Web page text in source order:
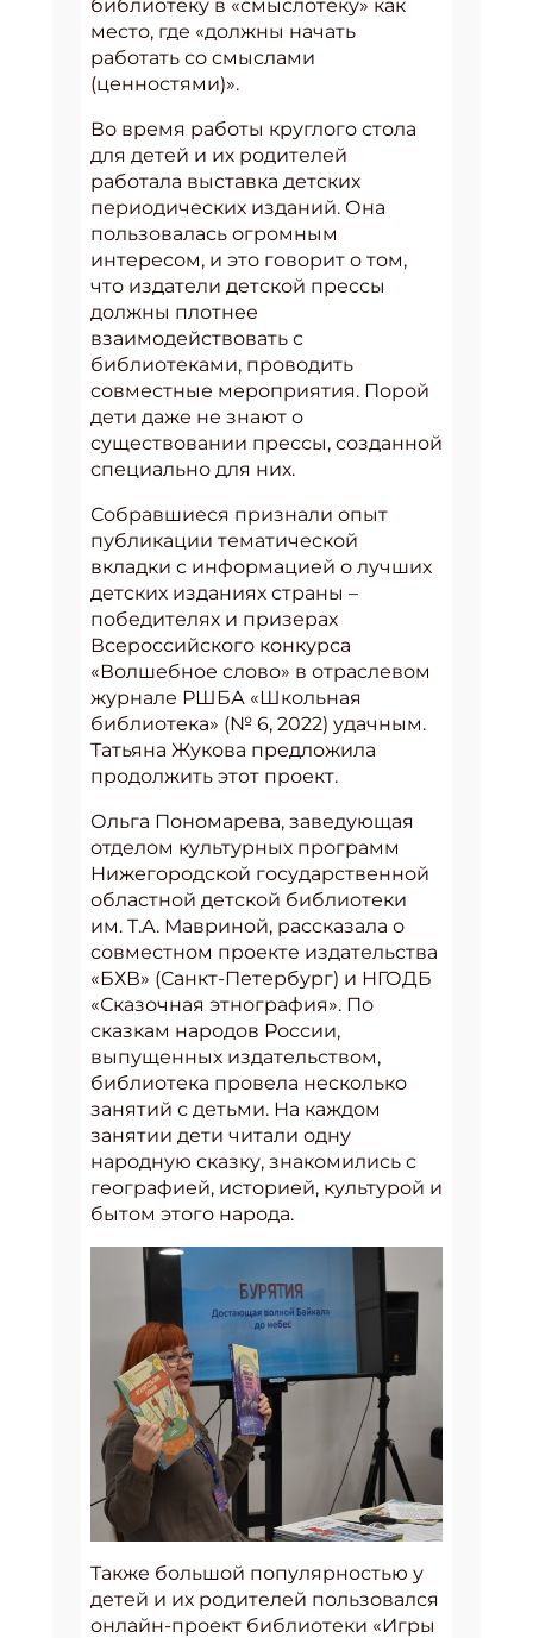
библиотеку в «смыслотеку» как
место, где «должны начать
работать со смыслами
(ценностями)».
Во время работы круглого стола
для детей и их родителей
работала выставка детских
периодических изданий. Она
пользовалась огромным
интересом, и это говорит о том,
что издатели детской прессы
должны плотнее
взаимодействовать с
библиотеками, проводить
совместные мероприятия. Порой
дети даже не знают о
существовании прессы, созданной
специально для них.
Собравшиеся признали опыт
публикации тематической
вкладки с информацией о лучших
детских изданиях страны –
победителях и призерах
Всероссийского конкурса
«Волшебное слово» в отраслевом
журнале РШБА «Школьная
библиотека» (№ 6, 2022) удачным.
Татьяна Жукова предложила
продолжить этот проект.
Ольга Пономарева, заведующая
отделом культурных программ
Нижегородской государственной
областной детской библиотеки
им. Т.А. Мавриной, рассказала о
совместном проекте издательства
«БХВ» (Санкт-Петербург) и НГОДБ
«Сказочная этнография». По
сказкам народов России,
выпущенных издательством,
библиотека провела несколько
занятий с детьми. На каждом
занятии дети читали одну
народную сказку, знакомились с
географией, историей, культурой и
бытом этого народа.
Также большой популярностью у
детей и их родителей пользовался
онлайн-проект библиотеки «Игры